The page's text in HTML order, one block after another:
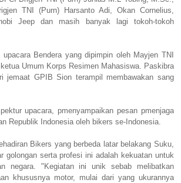
TNI (Purn) Harsanto Adi, Okan Cornelius,
Jeep dan masih banyak lagi tokoh-tokoh
Bendera yang dipimpin oleh Mayjen TNI
Umum Korps Resimen Mahasiswa. Paskibra
jemaat GPIB Sion terampil membawakan sang
upacara, pmenyampaikan pesan pmenjaga
Republik Indonesia oleh bikers se-Indonesia.
Bikers yang berbeda latar belakang Suku,
golongan serta profesi ini adalah kekuatan untuk
negara. "Kegiatan ini unik sebab melibatkan
khususnya motor, mulai dari yang ukurannya